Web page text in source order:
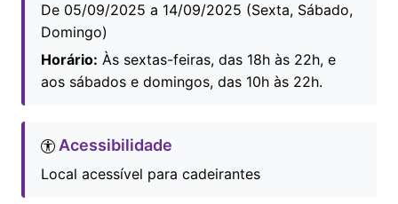
De 05/09/2025 a 14/09/2025 (Sexta, Sábado,
Domingo)
Horário: Às sextas-feiras, das 18h às 22h, e
aos sábados e domingos, das 10h às 22h.
Acessibilidade
Local acessível para cadeirantes